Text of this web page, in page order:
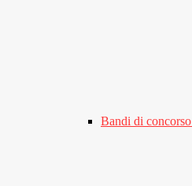
Bandi di concorso